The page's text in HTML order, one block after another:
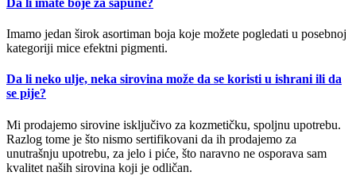
Da li imate boje za sapune?
Imamo jedan širok asortiman boja koje možete pogledati u posebnoj
kategoriji mice efektni pigmenti.
Da li neko ulje, neka sirovina može da se koristi u ishrani ili da
se pije?
Mi prodajemo sirovine isključivo za kozmetičku, spoljnu upotrebu.
Razlog tome je što nismo sertifikovani da ih prodajemo za
unutrašnju upotrebu, za jelo i piće, što naravno ne osporava sam
kvalitet naših sirovina koji je odličan.